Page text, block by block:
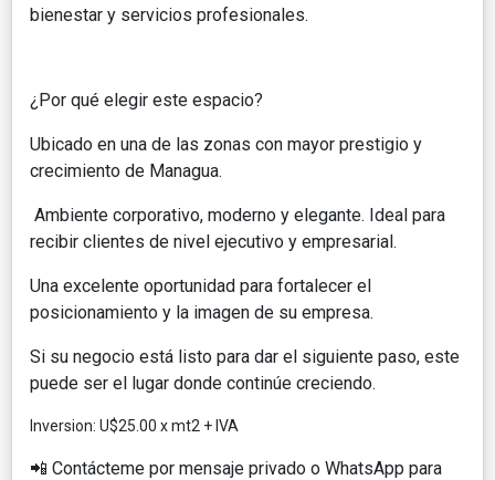
bienestar y servicios profesionales.
¿Por qué elegir este espacio?
Ubicado en una de las zonas con mayor prestigio y
crecimiento de Managua.
Ambiente corporativo, moderno y elegante. Ideal para
recibir clientes de nivel ejecutivo y empresarial.
Una excelente oportunidad para fortalecer el
posicionamiento y la imagen de su empresa.
Si su negocio está listo para dar el siguiente paso, este
puede ser el lugar donde continúe creciendo.
Inversion: U$25.00 x mt2 + IVA
📲 Contácteme por mensaje privado o WhatsApp para